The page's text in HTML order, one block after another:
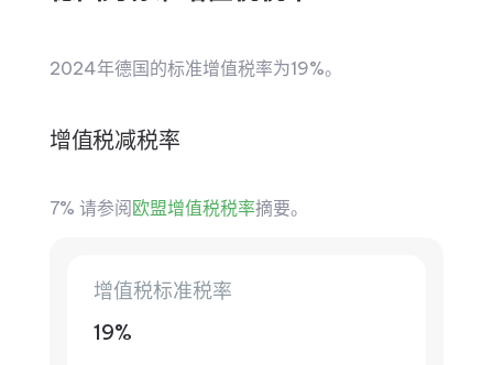
2024年德国的标准增值税率为19%。
增值税减税率
7% 请参阅 欧盟增值税税率摘要。
增值税标准税率
19%